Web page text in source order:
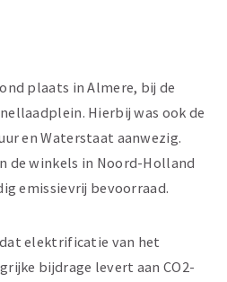
plaats in Almere, bij de
Hierbij was ook de
en Waterstaat aanwezig.
de winkels in Noord-Holland
emissievrij bevoorraad.
elektrificatie van het
bijdrage levert aan CO2-